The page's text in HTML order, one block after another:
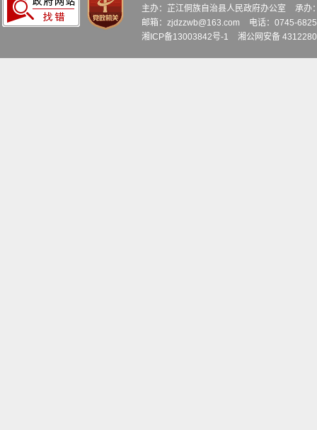
主办：芷江侗族自治县人民政府办公室
承办
邮箱：zjdzzwb@163.com
电话：0745-
湘ICP备13003842号-1
湘公网安备